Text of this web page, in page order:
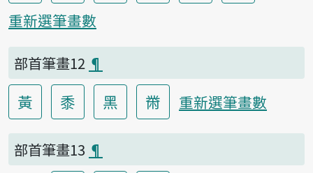
重新選筆畫數
部首筆畫12 ¶
黃 黍 黑 黹 重新選筆畫數
部首筆畫13 ¶